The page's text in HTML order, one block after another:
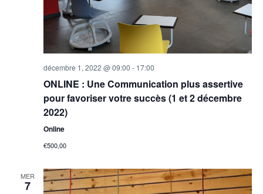
décembre 1, 2022 @ 09:00 - 17:00
ONLINE : Une Communication plus assertive
pour favoriser votre succès (1 et 2 décembre
2022)
Online
€500,00
MER
7